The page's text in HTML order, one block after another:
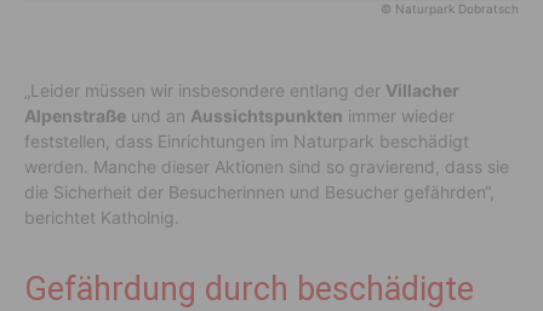
© Naturpark Dobratsch
„Leider müssen wir insbesondere entlang der Villacher
Alpenstraße und an Aussichtspunkten immer wieder
feststellen, dass Einrichtungen im Naturpark beschädigt
werden. Manche dieser Aktionen sind so gravierend, dass sie
die Sicherheit der Besucherinnen und Besucher gefährden“,
berichtet Katholnig.
Gefährdung durch beschädigte